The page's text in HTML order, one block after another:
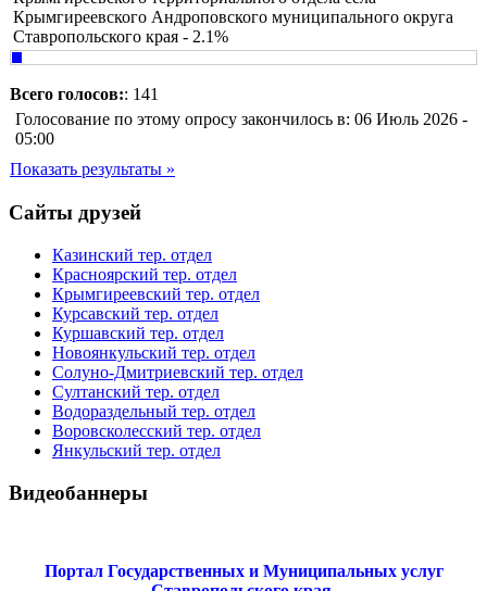
Крымгиреевского Андроповского муниципального округа
Ставропольского края - 2.1%
Всего голосов:: 141
Голосование по этому опросу закончилось в: 06 Июль 2026 -
05:00
Показать результаты »
Сайты друзей
Казинский тер. отдел
Красноярский тер. отдел
Крымгиреевский тер. отдел
Курсавский тер. отдел
Куршавский тер. отдел
Новоянкульский тер. отдел
Солуно-Дмитриевский тер. отдел
Султанский тер. отдел
Водораздельный тер. отдел
Воровсколесский тер. отдел
Янкульский тер. отдел
Видеобаннеры
Портал Государственных и Муниципальных услуг